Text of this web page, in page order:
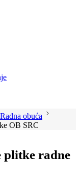
Radna obuća
OB SRC
plitke radne